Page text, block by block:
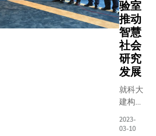
任杨经伦
教授主
持，强调
了海洋治
理、可持
续基础设
研究的重
要性。
是次研讨
会就蓝色
年起
动」为
主题，
汇聚了
来自亚
洲12
所顶尖
大学的
43名
学生。
通过互
验室
推动
智慧
社会
研究
发展
就科大
建构智
园，推
2023-
03-10